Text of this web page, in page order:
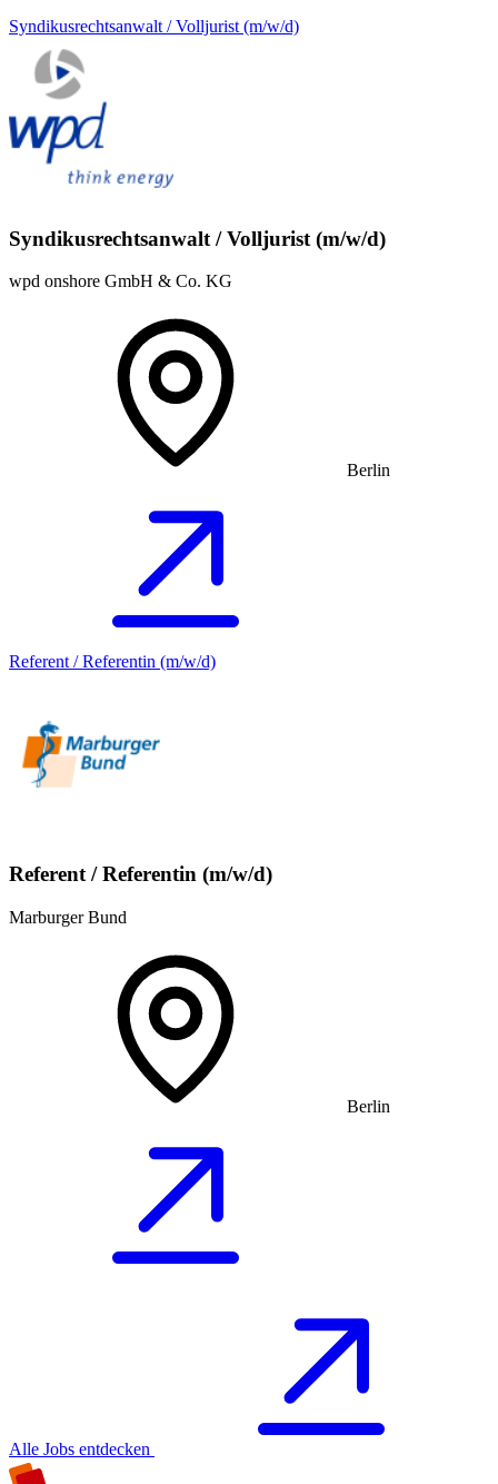
Syndikusrechtsanwalt / Volljurist (m/w/d)
Syndikusrechtsanwalt / Volljurist (m/w/d)
wpd onshore GmbH & Co. KG
Berlin
Referent / Referentin (m/w/d)
Referent / Referentin (m/w/d)
Marburger Bund
Berlin
Alle Jobs entdecken